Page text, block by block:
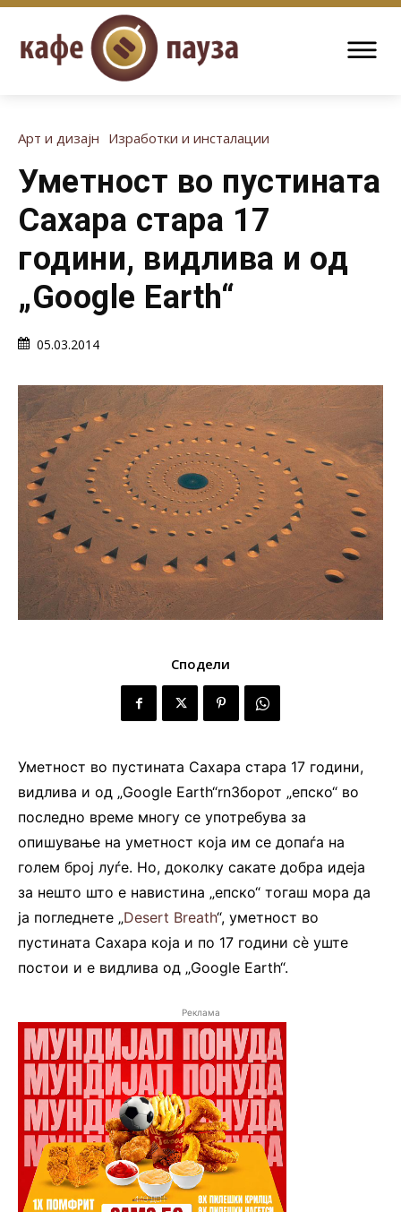
Арт и дизајн Изработки и инсталации
Уметност во пустината
Сахара стара 17
години, видлива и од
„Google Earth“
05.03.2014
Сподели
Уметност во пустината Сахара стара 17 години,
видлива и од „Google Earth“rnЗборот „епско“ во
последно време многу се употребува за
опишување на уметност која им се допаѓа на
голем број луѓе. Но, доколку сакате добра идеја
за нешто што е навистина „епско“ тогаш мора да
ја погледнете „Desert Breath“, уметност во
пустината Сахара која и по 17 години сѐ уште
постои и е видлива од „Google Earth“.
Реклама